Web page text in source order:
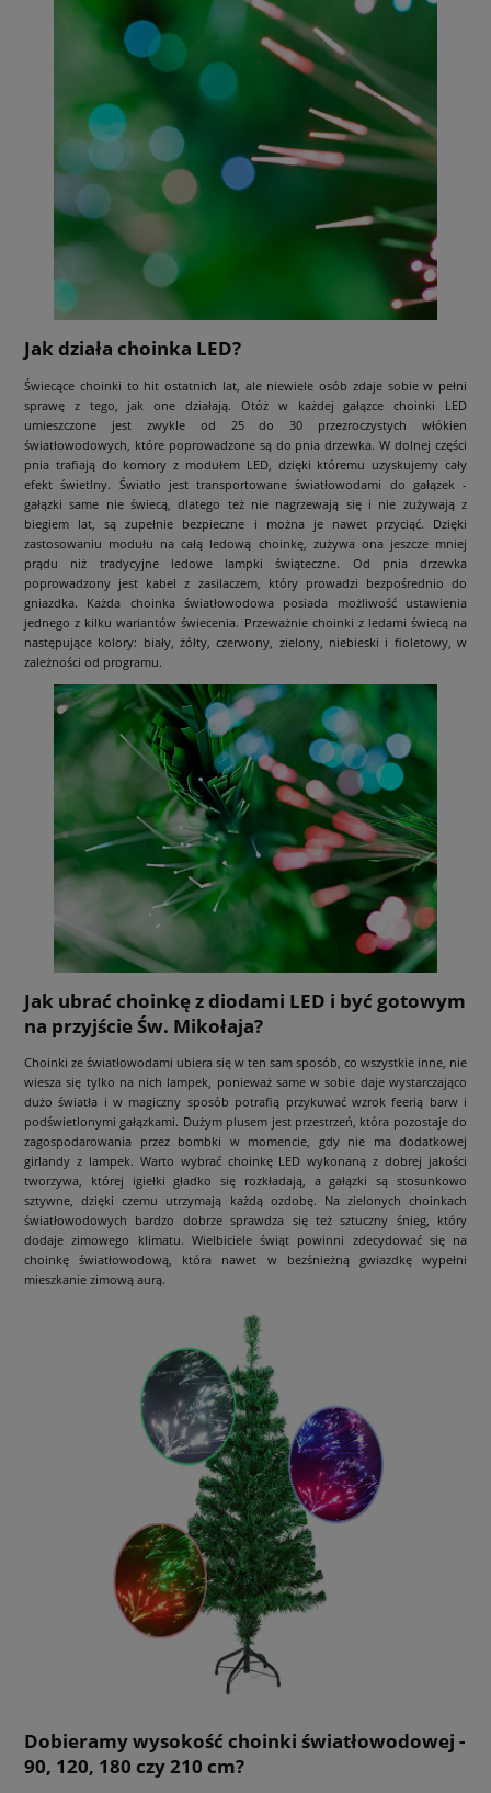
Jak działa choinka LED?
Świecące choinki to hit ostatnich lat, ale niewiele osób zdaje sobie w pełni
sprawę z tego, jak one działają. Otóż w każdej gałązce choinki LED
umieszczone jest zwykle od 25 do 30 przezroczystych włókien
światłowodowych, które poprowadzone są do pnia drzewka. W dolnej części
pnia trafiają do komory z modułem LED, dzięki któremu uzyskujemy cały
efekt świetlny. Światło jest transportowane światłowodami do gałązek -
gałązki same nie świecą, dlatego też nie nagrzewają się i nie zużywają z
biegiem lat, są zupełnie bezpieczne i można je nawet przyciąć. Dzięki
zastosowaniu modułu na całą ledową choinkę, zużywa ona jeszcze mniej
prądu niż tradycyjne ledowe lampki świąteczne. Od pnia drzewka
poprowadzony jest kabel z zasilaczem, który prowadzi bezpośrednio do
gniazdka. Każda choinka światłowodowa posiada możliwość ustawienia
jednego z kilku wariantów świecenia. Przeważnie choinki z ledami świecą na
następujące kolory: biały, żółty, czerwony, zielony, niebieski i fioletowy, w
zależności od programu.
Jak ubrać choinkę z diodami LED i być gotowym
na przyjście Św. Mikołaja?
Choinki ze światłowodami ubiera się w ten sam sposób, co wszystkie inne, nie
wiesza się tylko na nich lampek, ponieważ same w sobie daje wystarczająco
dużo światła i w magiczny sposób potrafią przykuwać wzrok feerią barw i
podświetlonymi gałązkami. Dużym plusem jest przestrzeń, która pozostaje do
zagospodarowania przez bombki w momencie, gdy nie ma dodatkowej
girlandy z lampek. Warto wybrać choinkę LED wykonaną z dobrej jakości
tworzywa, której igiełki gładko się rozkładają, a gałązki są stosunkowo
sztywne, dzięki czemu utrzymają każdą ozdobę. Na zielonych choinkach
światłowodowych bardzo dobrze sprawdza się też sztuczny śnieg, który
dodaje zimowego klimatu. Wielbiciele świąt powinni zdecydować się na
choinkę światłowodową, która nawet w bezśnieżną gwiazdkę wypełni
mieszkanie zimową aurą.
Dobieramy wysokość choinki światłowodowej -
90, 120, 180 czy 210 cm?